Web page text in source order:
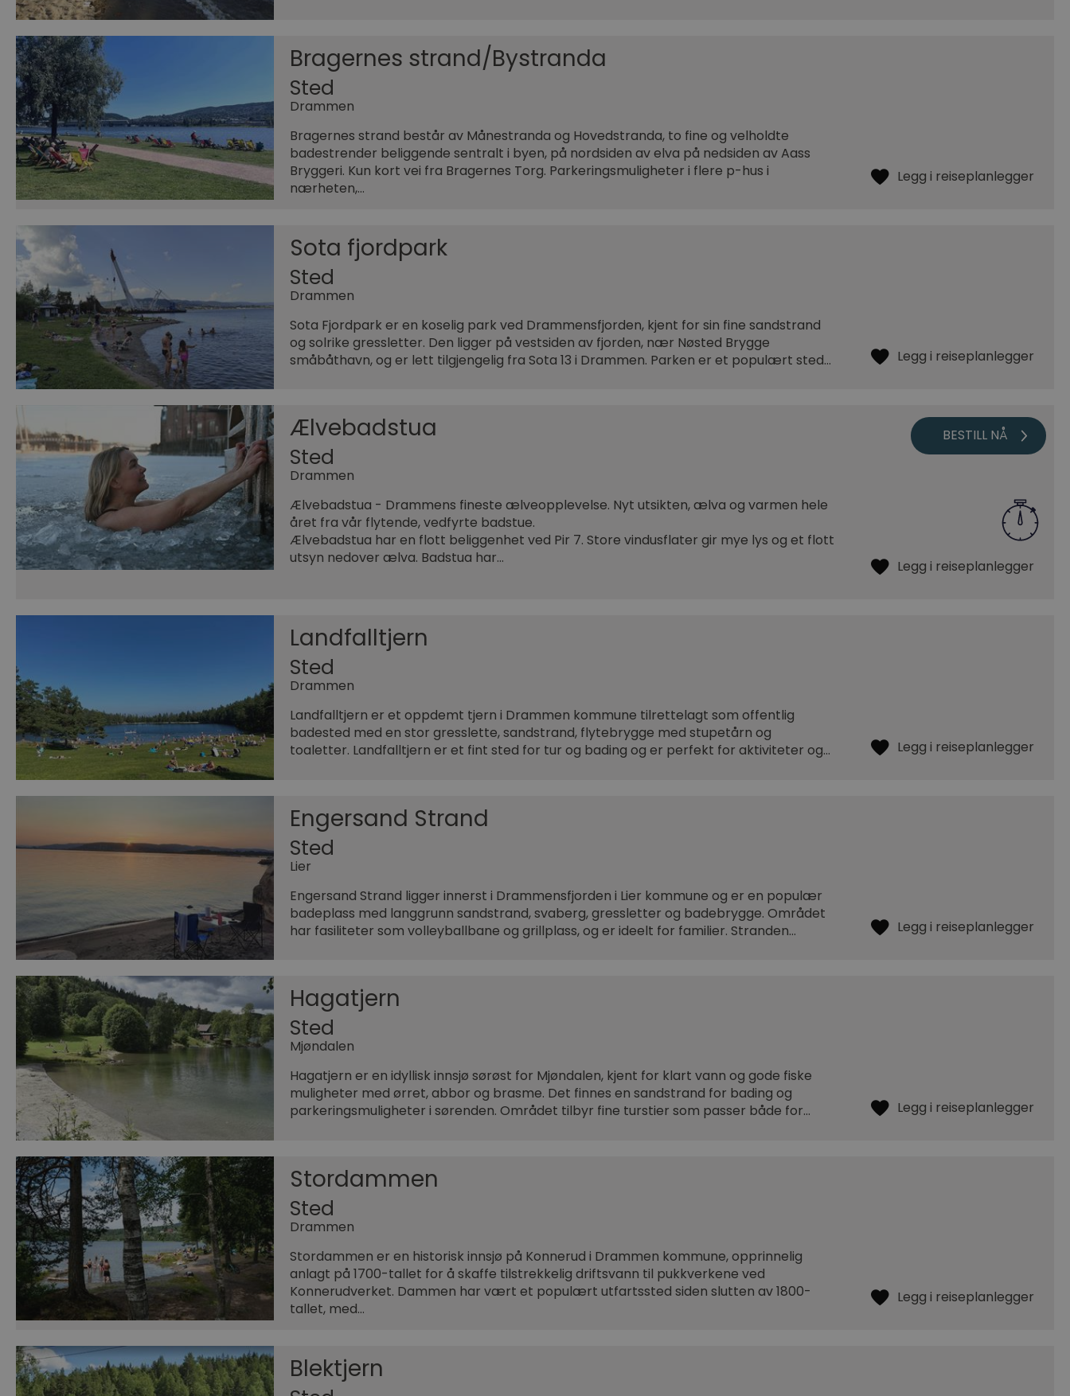
Bragernes strand/Bystranda
Sted
Drammen
Bragernes strand består av Månestranda og Hovedstranda, to fine og velholdte
badestrender beliggende sentralt i byen, på nordsiden av elva på nedsiden av Aass
Bryggeri. Kun kort vei fra Bragernes Torg. Parkeringsmuligheter i flere p-hus i
nærheten,…
Sota fjordpark
Sted
Drammen
Sota Fjordpark er en koselig park ved Drammensfjorden, kjent for sin fine sandstrand
og solrike gressletter. Den ligger på vestsiden av fjorden, nær Nøsted Brygge
småbåthavn, og er lett tilgjengelig fra Sota 13 i Drammen. Parken er et populært sted…
Ælvebadstua
Sted
Drammen
Ælvebadstua - Drammens fineste ælveopplevelse. Nyt utsikten, ælva og varmen hele
året fra vår flytende, vedfyrte badstue.
Ælvebadstua har en flott beliggenhet ved Pir 7. Store vindusflater gir mye lys og et flott
utsyn nedover ælva. Badstua har…
Landfalltjern
Sted
Drammen
Landfalltjern er et oppdemt tjern i Drammen kommune tilrettelagt som offentlig
badested med en stor gresslette, sandstrand, flytebrygge med stupetårn og
toaletter. Landfalltjern er et fint sted for tur og bading og er perfekt for aktiviteter og…
Engersand Strand
Sted
Lier
Engersand Strand ligger innerst i Drammensfjorden i Lier kommune og er en populær
badeplass med langgrunn sandstrand, svaberg, gressletter og badebrygge. Området
har fasiliteter som volleyballbane og grillplass, og er ideelt for familier. Stranden…
Hagatjern
Sted
Mjøndalen
Hagatjern er en idyllisk innsjø sørøst for Mjøndalen, kjent for klart vann og gode fiske
muligheter med ørret, abbor og brasme. Det finnes en sandstrand for bading og
parkeringsmuligheter i sørenden. Området tilbyr fine turstier som passer både for…
Stordammen
Sted
Drammen
Stordammen er en historisk innsjø på Konnerud i Drammen kommune, opprinnelig
anlagt på 1700-tallet for å skaffe tilstrekkelig driftsvann til pukkverkene ved
Konnerudverket. Dammen har vært et populært utfartssted siden slutten av 1800-
tallet, med…
Blektjern